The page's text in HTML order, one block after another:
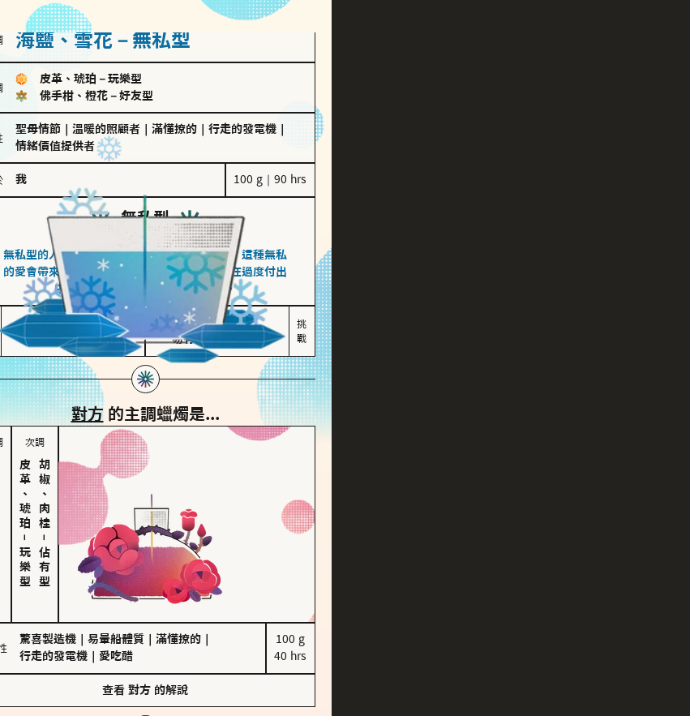
海鹽、雪花－無私型
皮革、琥珀 － 玩樂型
佛手柑、橙花 － 好友型
聖母情節 溫暖的照顧者 滿懂撩的 行走的發電機
情緒價值提供者
我 100 g｜90 hrs
無私型
海鹽、雪花
無私型的人傾向用心呵護、滿足另一半的需求，這種無私
的愛會帶來緊密的關係連結，但也可能讓他們在過度付出
中迷失自我，忽略自己真正的需求。
無私奉獻
讓伴侶感受到關懷
較難設立界線
易有強烈情感依賴
挑
戰
對方的主調蠟燭是...
次調
皮革、琥珀
－
玩樂型
胡椒、肉桂
－
佔有型
驚喜製造機 易暈船體質 滿懂撩的
行走的發電機
愛吃醋
100 g
40 hrs
查看 對方 的解說